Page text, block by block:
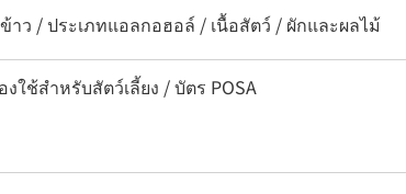
าว / ประเภทแอลกอฮอล์ / เนื้อสัตว์ / ผักและผลไม้
ใช้สำหรับสัตว์เลี้ยง / บัตร POSA